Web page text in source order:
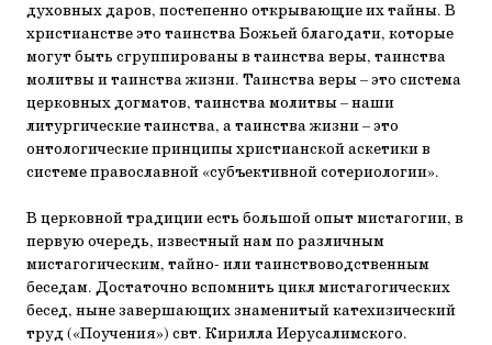
духовных даров, постепенно открываю­щие их тайны. В
христианстве это таинства Божьей благода­ти, которые
могут быть сгруппированы в таинства веры, та­инства
молитвы и таинства жизни. Таинства веры – это сис­тема
церковных догматов, таинства молитвы – наши
литургические таинства, а таинства жизни – это
онтологические принципы христианской аскетики в
системе право­славной «субъективной сотериологии».
В церковной традиции есть большой опыт мистагогии, в
первую очередь, известный нам по различным
мистагогическим, тайно- или таинствоводственным
беседам. Достаточ­но вспомнить цикл мистагогических
бесед, ныне завершаю­щих знаменитый катехизический
труд («Поучения») свт. Ки­рилла Иерусалимского.